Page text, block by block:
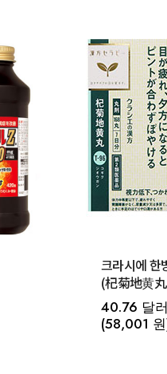
크라시에 한
(杞菊地黄
세트 T-96
40.76 달
(58,001